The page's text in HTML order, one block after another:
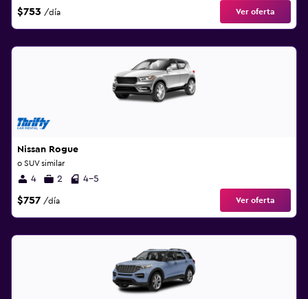
$753 /día Ver oferta
Nissan Rogue
o SUV similar
4 2 4-5
$757 /día Ver oferta